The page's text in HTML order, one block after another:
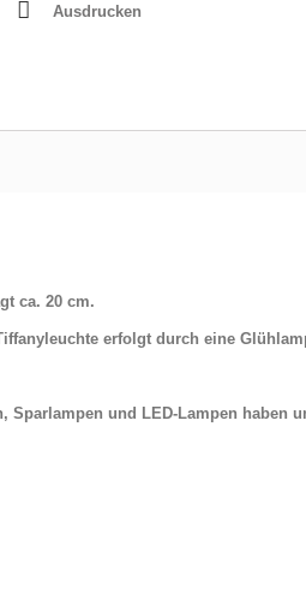
Ausdrucken
ca. 20 cm.
erfolgt durch eine
und LED-Lampen haben